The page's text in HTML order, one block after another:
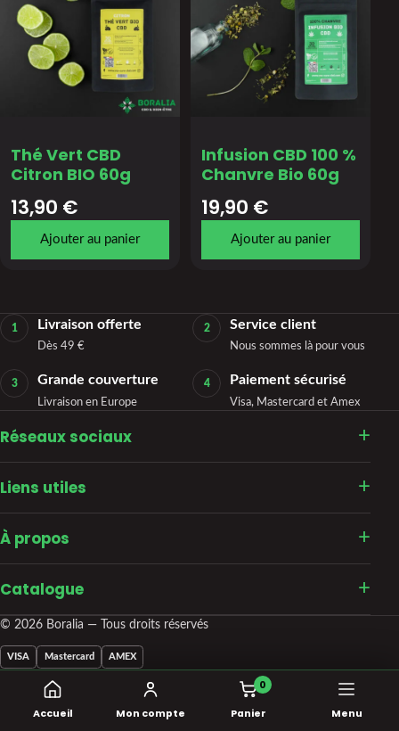
Thé Vert CBD
Citron BIO 60g
13,90 €
Ajouter au panier
Infusion CBD 100 %
Chanvre Bio 60g
19,90 €
Ajouter au panier
1 Livraison offerte
Dès 49 €
2 Service client
Nous sommes là pour vous
3 Grande couverture
Livraison en Europe
4 Paiement sécurisé
Visa, Mastercard et Amex
Réseaux sociaux
Liens utiles
À propos
Catalogue
© 2026 Boralia — Tous droits réservés
VISA Mastercard AMEX
Accueil Mon compte Panier
0
Menu